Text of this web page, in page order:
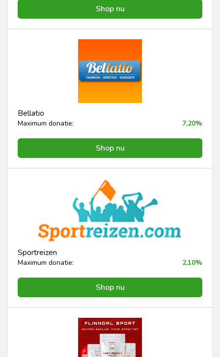
Shop nu
Bellatio
Maximum donatie: 7,20%
Shop nu
Sportreizen
Maximum donatie: 2,10%
Shop nu